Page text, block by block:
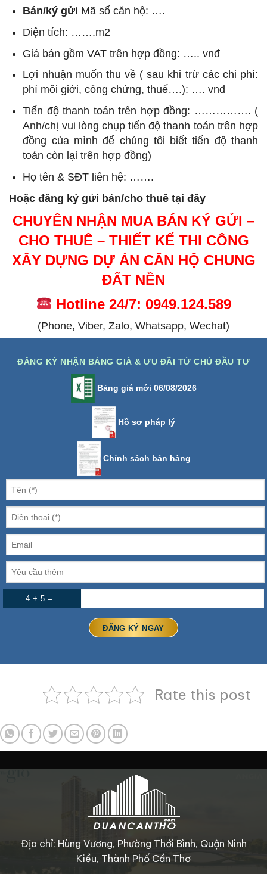
Bán/ký gửi Mã số căn hộ: ….
Diện tích: …….m2
Giá bán gồm VAT trên hợp đồng: ….. vnđ
Lợi nhuận muốn thu về ( sau khi trừ các chi phí:
phí môi giới, công chứng, thuế….): …. vnđ
Tiến độ thanh toán trên hợp đồng: ……………. (
Anh/chị vui lòng chụp tiến độ thanh toán trên hợp
đồng của mình để chúng tôi biết tiến độ thanh
toán còn lại trên hợp đồng)
Họ tên & SĐT liên hệ: …….
Hoặc đăng ký gửi bán/cho thuê tại đây
CHUYÊN NHẬN MUA BÁN KÝ GỬI –
CHO THUÊ – THIẾT KẾ THI CÔNG
XÂY DỰNG DỰ ÁN CĂN HỘ CHUNG
ĐẤT NỀN
Hotline 24/7: 0949.124.589
(Phone, Viber, Zalo, Whatsapp, Wechat)
ĐĂNG KÝ NHẬN BẢNG GIÁ & ƯU ĐÃI TỪ CHỦ ĐẦU TƯ
Bảng giá mới 06/08/2026
Hồ sơ pháp lý
Chính sách bán hàng
4 + 5 =
Rate this post
Địa chỉ: Hùng Vương, Phường Thới Bình, Quận Ninh
Kiều, Thành Phố Cần Thơ